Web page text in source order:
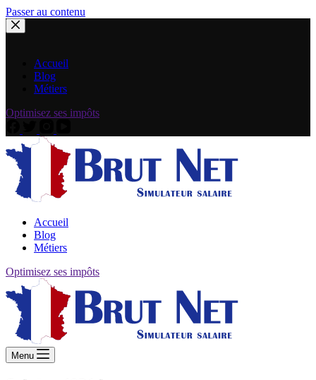
Passer au contenu
Accueil
Blog
Métiers
Optimisez ses impôts
Accueil
Blog
Métiers
Optimisez ses impôts
Menu